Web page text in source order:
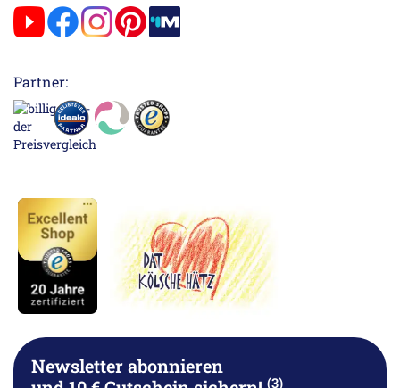
Partner:
Newsletter abonnieren
(3)